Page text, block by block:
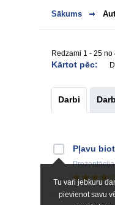
Sākums
Redzami 1 - 25
Kārtot pēc:
Darbi
Tu vari jebkuru
pievienot savu
Pļavu
Prezentācija